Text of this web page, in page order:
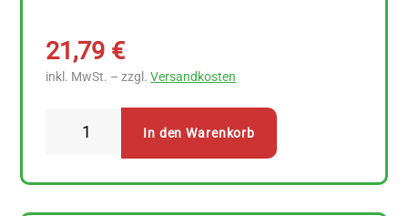
21,79 €
inkl. MwSt. – zzgl.Versandkosten
In den Warenkorb